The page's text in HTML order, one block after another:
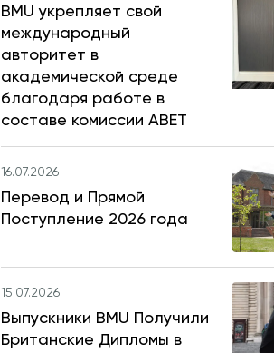
BMU укрепляет свой
международный
авторитет в
академической среде
благодаря работе в
составе комиссии ABET
16.07.2026
Перевод и Прямой
Поступление 2026 года
15.07.2026
Выпускники BMU Получили
Британские Дипломы в